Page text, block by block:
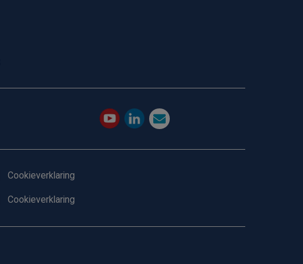
Cookieverklaring
Cookieverklaring